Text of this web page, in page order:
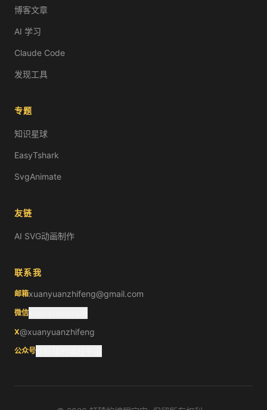
普通聊天机器人就像一个「只会说不会做」的顾问，而
Agent 的四大核心能力：规划（Planning）— 把复杂任务拆
Agent 是 AI 应用的未来形态。你不再需要一步步告诉 AI 怎
博客文章
AI 学习
Claude Code
发现工具
专题
知识星球
EasyTshark
SvgAnimate
友链
AI SVG动画制作
联系我
邮箱xuanyuanzhifeng@gmail.com
微信
X@xuanyuanzhifeng
公众号